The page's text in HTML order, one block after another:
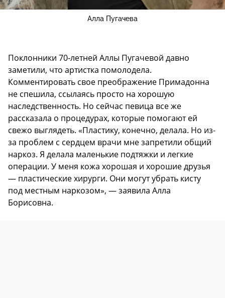
Алла Пугачева
Поклонники 70-летней Аллы Пугачевой давно
заметили, что артистка помолодела.
Комментировать свое преображение Примадонна
не спешила, ссылаясь просто на хорошую
наследственность. Но сейчас певица все же
рассказала о процедурах, которые помогают ей
свежо выглядеть. «Пластику, конечно, делала. Но из-
за проблем с сердцем врачи мне запретили общий
наркоз. Я делала маленькие подтяжки и легкие
операции. У меня кожа хорошая и хорошие друзья
— пластические хирурги. Они могут убрать кисту
под местным наркозом», — заявила Алла
Борисовна.